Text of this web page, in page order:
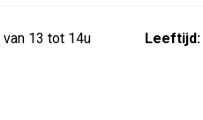
13 tot 14u Leeftijd: